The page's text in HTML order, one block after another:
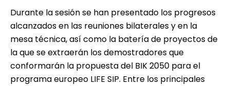
Durante la sesión se han presentado los progresos
alcanzados en las reuniones bilaterales y en la
mesa técnica, así como la batería de proyectos de
la que se extraerán los demostradores que
conformarán la propuesta del BIK 2050 para el
programa europeo LIFE SIP. Entre los principales